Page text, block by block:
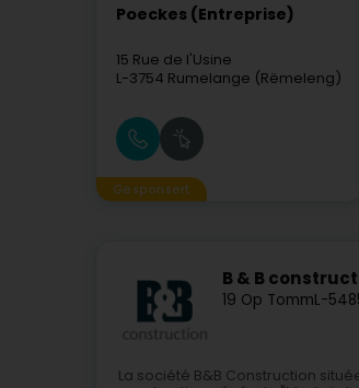
Poeckes (Entreprise)
15 Rue de l'Usine
L-3754 Rumelange (Rëmeleng)
Gesponsert
B & B
19 Op TommL-
La société B&B Construction